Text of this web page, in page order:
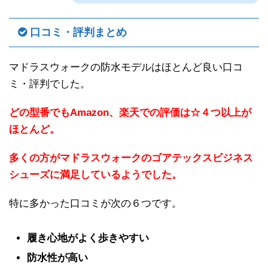
口コミ・評判まとめ
マドラスウォークの防水モデルはほとんど良い口コ
ミ・評判でした。
どの型番でもAmazon、楽天での評価は☆４つ以上が
ほとんど。
多くの方がマドラスウォークのゴアテックスビジネス
シューズに満足しているようでした。
特に多かった口コミが次の６つです。
履き心地がよく歩きやすい
防水性が高い